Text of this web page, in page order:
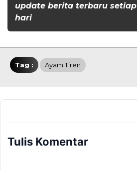
update berita terbaru setiap
hari
Tag : Ayam Tiren
Tulis Komentar